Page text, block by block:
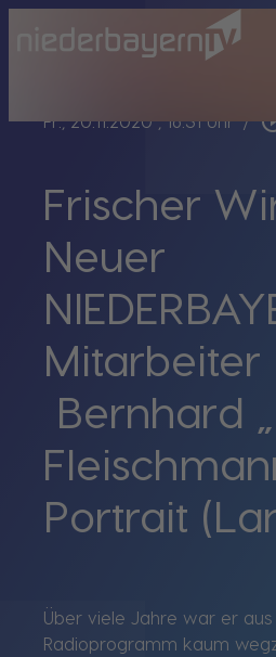
Fr., 20.11.2020, 16:31 Uhr /
Frischer
Neuer
Mitarbeiter
Bernhard
Portrait
Über viele Jahre war er
Radioprogramm kaum